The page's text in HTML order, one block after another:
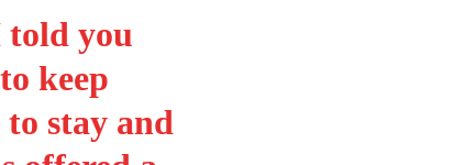
you
keep
stay and